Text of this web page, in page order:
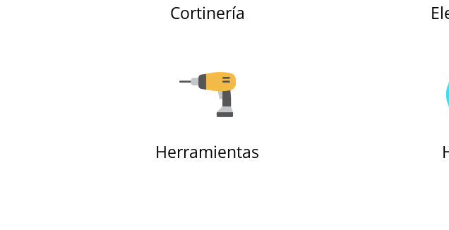
Cortinería
Herramientas